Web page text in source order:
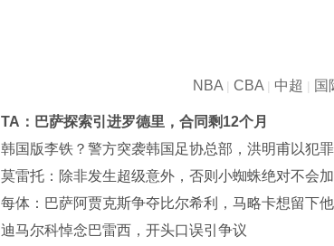
NBA | CBA | 中超 | 国
TA：巴萨探索引进罗德里，合同剩12个月
韩国版李铁？警方突袭韩国足协总部，洪明甫以犯
人身份被传唤
莫雷托：除非发生超级意外，否则小蜘蛛绝对不会
萨
每体：巴萨阿贾克斯争夺比尔希利，马略卡想留下他
迪马尔科悼念巴雷西，开头口误引争议